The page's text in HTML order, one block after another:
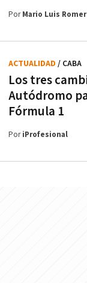
PorMario Luis
Los tres
Autódromo
Fórmula 1
ACTUALIDAD / CABA
PoriProfesional